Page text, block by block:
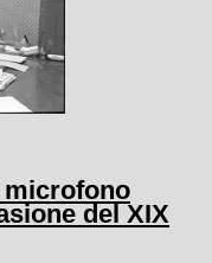
microfono
del XIX